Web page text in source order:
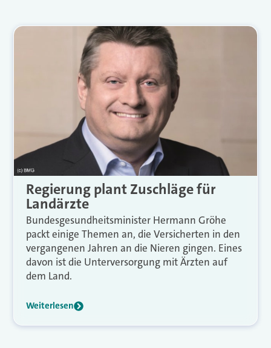
Regierung plant Zuschläge für
Landärzte
Bundesgesundheitsminister Hermann Gröhe
packt einige Themen an, die Versicherten in den
vergangenen Jahren an die Nieren gingen. Eines
davon ist die Unterversorgung mit Ärzten auf
dem Land.
Weiterlesen